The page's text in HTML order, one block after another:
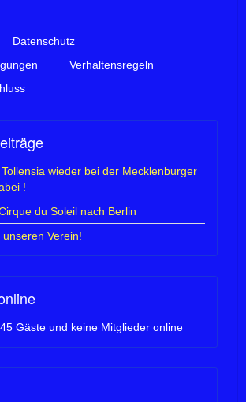
Datenschutz
Verhaltensregeln
wieder bei der Mecklenburger
!
du Soleil nach Berlin
Verein!
Gäste und keine Mitglieder online